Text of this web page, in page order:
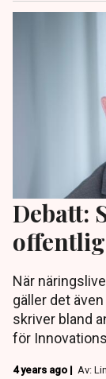
Debatt:
När
gäller det
skriver bland
för
4 years ago | Av: